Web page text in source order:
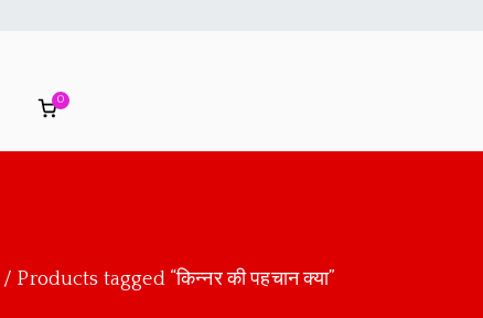
0
Products tagged “किन्नर की पहचान क्या”